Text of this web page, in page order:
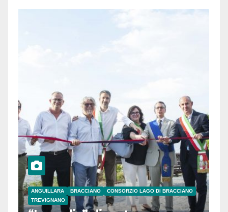
ANGUILLARA BRACCIANO
CONSORZIO LAGO DI BRACCIANO
TREVIGNANO